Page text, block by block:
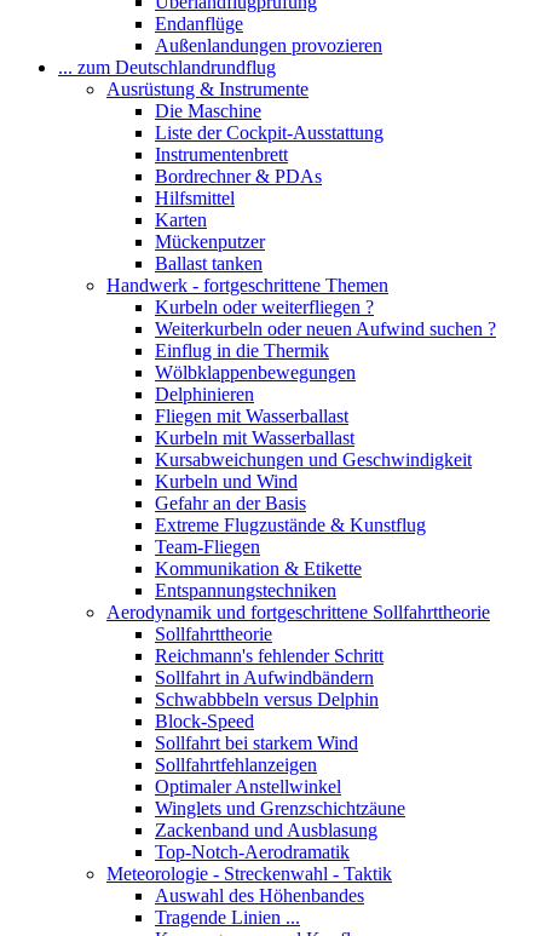
Endanflüge
Außenlandungen provozieren
... zum Deutschlandrundflug
Ausrüstung & Instrumente
Die Maschine
Liste der Cockpit-Ausstattung
Instrumentenbrett
Bordrechner & PDAs
Hilfsmittel
Karten
Mückenputzer
Ballast tanken
Handwerk - fortgeschrittene Themen
Kurbeln oder weiterfliegen ?
Weiterkurbeln oder neuen Aufwind suchen ?
Einflug in die Thermik
Wölbklappenbewegungen
Delphinieren
Fliegen mit Wasserballast
Kurbeln mit Wasserballast
Kursabweichungen und Geschwindigkeit
Kurbeln und Wind
Gefahr an der Basis
Extreme Flugzustände & Kunstflug
Team-Fliegen
Kommunikation & Etikette
Entspannungstechniken
Aerodynamik und fortgeschrittene Sollfahrttheorie
Sollfahrttheorie
Reichmann's fehlender Schritt
Sollfahrt in Aufwindbändern
Schwabbbeln versus Delphin
Block-Speed
Sollfahrt bei starkem Wind
Sollfahrtfehlanzeigen
Optimaler Anstellwinkel
Winglets und Grenzschichtzäune
Zackenband und Ausblasung
Top-Notch-Aerodramatik
Meteorologie - Streckenwahl - Taktik
Auswahl des Höhenbandes
Tragende Linien ...